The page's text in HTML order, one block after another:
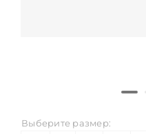
Выберите размер: